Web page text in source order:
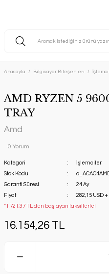
Anasayfa Bilgisayar Bileşenleri
AMD RYZEN 5
TRAY
Amd
0 Yorum
Kategori
İşlemciler
Stok Kodu
Garanti Süresi
24 Ay
Fiyat
282,15 USD +
*1.721,37 TL den başlayan taksitlerle!
16.154,26 TL